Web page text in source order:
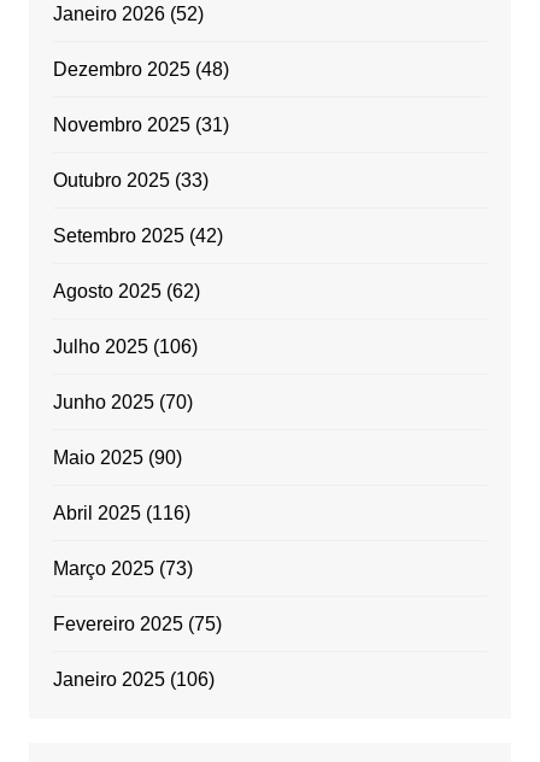
Janeiro 2026(52)
Dezembro 2025(48)
Novembro 2025(31)
Outubro 2025(33)
Setembro 2025(42)
Agosto 2025(62)
Julho 2025(106)
Junho 2025(70)
Maio 2025(90)
Abril 2025(116)
Março 2025(73)
Fevereiro 2025(75)
Janeiro 2025(106)